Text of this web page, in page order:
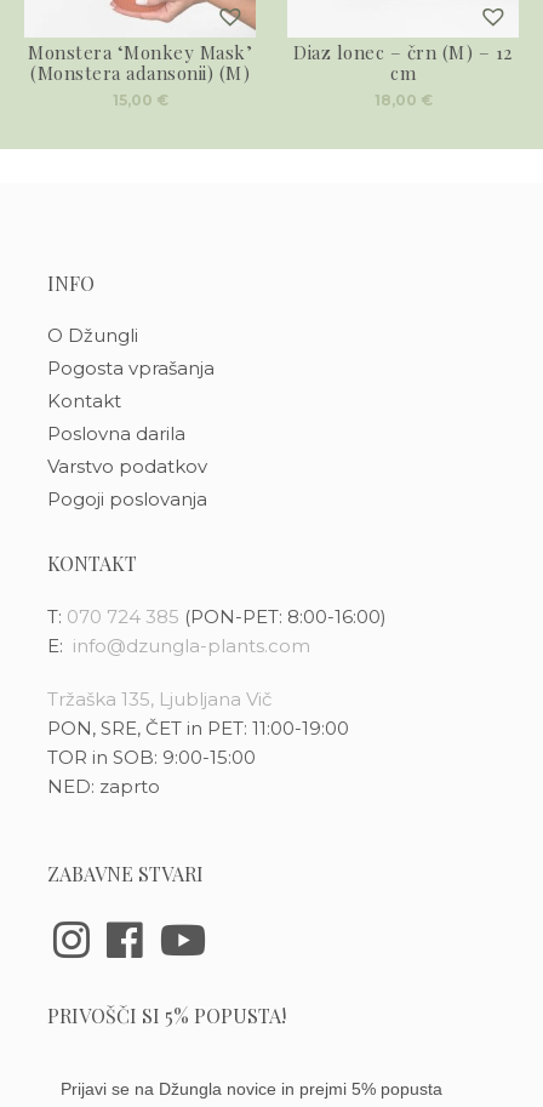
Monstera ‘Monkey Mask’
(Monstera adansonii) (M)
15,00 €
Diaz lonec – črn (M) – 12
cm
18,00 €
INFO
O Džungli
Pogosta vprašanja
Kontakt
Poslovna darila
Varstvo podatkov
Pogoji poslovanja
KONTAKT
T: 070 724 385 (PON-PET: 8:00-16:00)
E: info@dzungla-plants.com
Tržaška 135, Ljubljana Vič
PON, SRE, ČET in PET: 11:00-19:00
TOR in SOB: 9:00-15:00
NED: zaprto
ZABAVNE STVARI
PRIVOŠČI SI 5% POPUSTA!
Prijavi se na Džungla novice in prejmi 5% popusta